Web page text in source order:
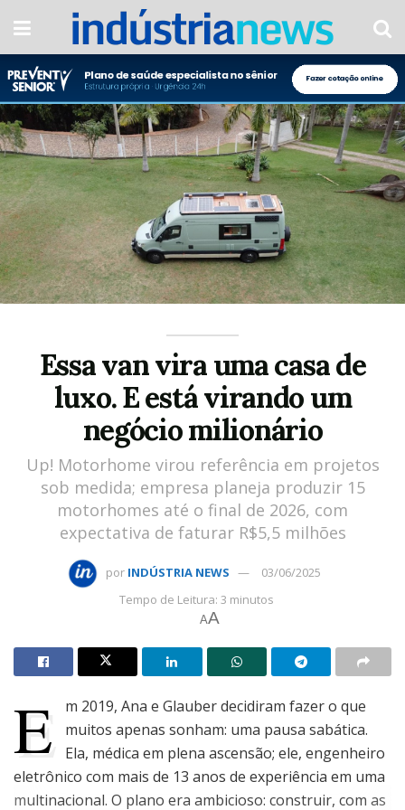
Essa van vira uma casa de
luxo. E está virando um
negócio milionário
Up! Motorhome virou referência em projetos
sob medida; empresa planeja produzir 15
motorhomes até o final de 2026, com
expectativa de faturar R$5,5 milhões
por INDÚSTRIA NEWS
03/06/2025
Tempo de Leitura: 3 minutos
AA
E
m 2019, Ana e Glauber decidiram fazer o que
muitos apenas sonham: uma pausa sabática.
Ela, médica em plena ascensão; ele, engenheiro
eletrônico com mais de 13 anos de experiência em uma
multinacional. O plano era ambicioso: construir, com as